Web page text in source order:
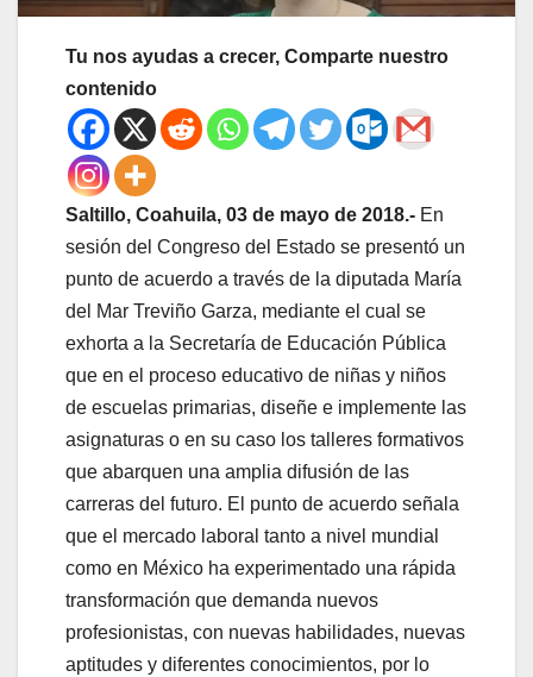
Tu nos ayudas a crecer, Comparte nuestro
contenido
Saltillo, Coahuila, 03 de mayo de 2018.- En
sesión del Congreso del Estado se presentó un
punto de acuerdo a través de la diputada María
del Mar Treviño Garza, mediante el cual se
exhorta a la Secretaría de Educación Pública
que en el proceso educativo de niñas y niños
de escuelas primarias, diseñe e implemente las
asignaturas o en su caso los talleres formativos
que abarquen una amplia difusión de las
carreras del futuro. El punto de acuerdo señala
que el mercado laboral tanto a nivel mundial
como en México ha experimentado una rápida
transformación que demanda nuevos
profesionistas, con nuevas habilidades, nuevas
aptitudes y diferentes conocimientos, por lo